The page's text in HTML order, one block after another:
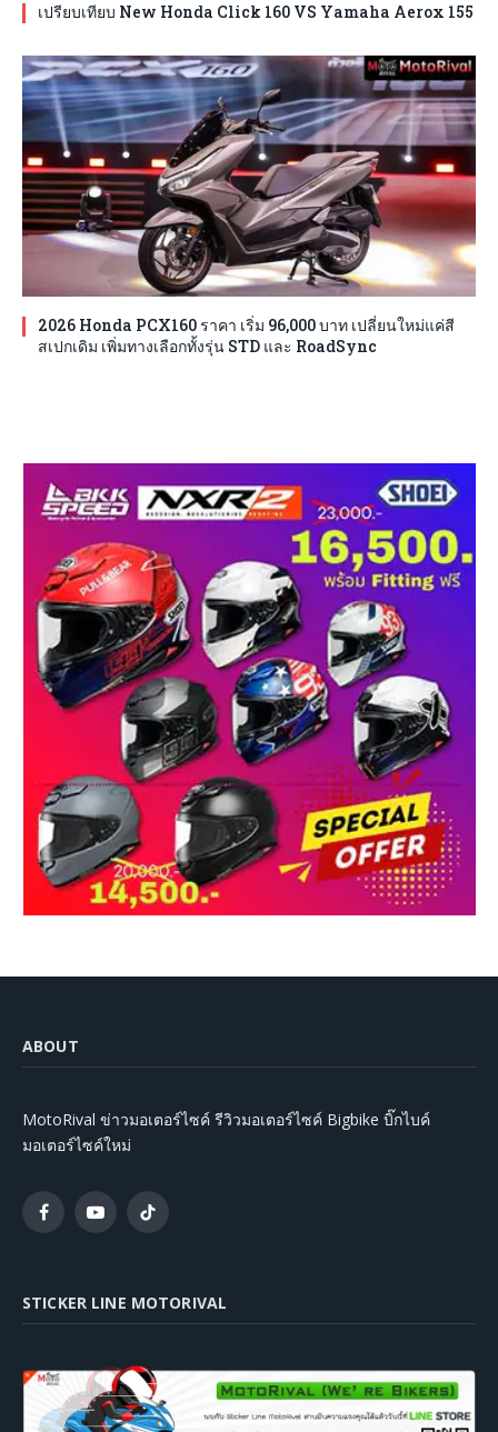
เปรียบเทียบ New Honda Click 160 VS Yamaha Aerox 155
2026 Honda PCX160 ราคา เริ่ม 96,000 บาท เปลี่ยนใหม่แค่สี
สเปกเดิม เพิ่มทางเลือกทั้งรุ่น STD และ RoadSync
ABOUT
MotoRival ข่าวมอเตอร์ไซค์ รีวิวมอเตอร์ไซค์ Bigbike บิ๊กไบค์
มอเตอร์ไซค์ใหม่
FacebookYouTubeTikTok
STICKER LINE MOTORIVAL